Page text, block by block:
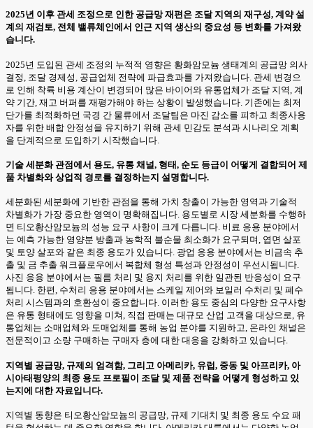
2025년 이후 관세 조정으로 인한 공급망 재편은 조달 지역의 재구성, 계약 설
계의 재검토, 전체 밸류체인에서 인근 지역 생산의 중요성 등 변화를 가져왔
습니다.
2025년 도입된 관세 조정의 누적적 영향은 황화암모늄 생태계의 공급망 의사
결정, 조달 경제성, 공급업체 전략에 파급효과를 가져왔습니다. 관세 변경으
로 인해 착륙 비용 계산이 변경되어 많은 바이어와 유통업체가 조달 지역, 계
약 기간, 재고 버퍼를 재평가해야 하는 상황이 발생했습니다. 기존에는 최저
단가를 최적화하던 국경 간 물류에서 조달팀은 마진 감소를 피하고 최종사용
자를 위한 배합 안정성을 유지하기 위해 관세 민감도 분석과 시나리오 계획
을 단계적으로 도입하기 시작했습니다.
기술 세분화 관점에서 용도, 유통 채널, 형태, 순도 등급이 어떻게 결합되어 제
품 차별화와 상업적 경로를 결정하는지 설명합니다.
세분화된 세분화에 기반한 관점을 통해 가치 창출이 가능한 영역과 기술적
차별화가 가장 중요한 영역이 명확해집니다. 용도별로 시장 세분화를 수행하
면 티오황산암모늄의 성능 요구 사항이 크게 다릅니다. 비료 응용 분야에서
는 예측 가능한 영양분 방출과 농학적 불순물 최소화가 요구되며, 엽면 살포
및 토양 살포와 같은 최종 용도가 있습니다. 광업 응용 분야에서는 비금속 추
출 및 금 추출 워크플로우에서 복합체 형성 특성과 안정성이 우선시됩니다.
사진 응용 분야에서는 필름 처리 및 용지 처리를 위한 일관된 반응성이 요구
됩니다. 한편, 수처리 응용 분야에서는 스케일 제어와 보일러 수처리 및 폐수
처리 시스템과의 호환성이 중요합니다. 이러한 용도 중심의 다양한 요구사항
은 유통 형태에도 영향을 미쳐, 직접 판매는 대규모 산업 고객을 대상으로, 유
통업체는 소매업체와 도매업체를 통해 농업 분야를 지원하고, 온라인 채널은
전문적이고 소량 구매하는 구매자 층에 대한 대응을 강화하고 있습니다.
지역별 공급망, 규제의 엄격함, 그리고 아메리카, 유럽, 중동 및 아프리카, 아
시아태평양의 최종 용도 프로필이 조달 및 제품 전략을 어떻게 형성하고 있
는지에 대한 자료입니다.
지역별 동향은 티오황산암모늄의 공급망, 규제 기대치 및 최종 용도 수요 패